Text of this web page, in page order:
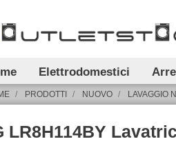
Elettrodomestici
PRODOTTI NUOVO LAVAGGIO
LR8H114BY